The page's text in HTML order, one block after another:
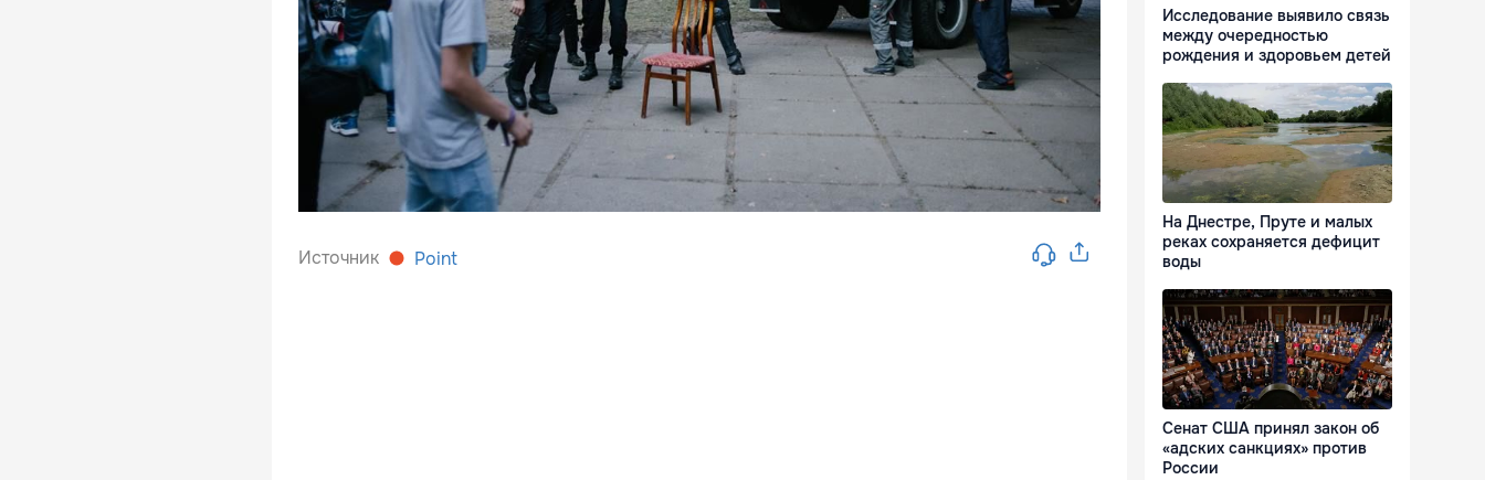
Источник Point
Исследование выявило связь
между очередностью
рождения и здоровьем детей
На Днестре, Пруте и малых
реках сохраняется дефицит
воды
Сенат США принял закон об
«адских санкциях» против
России